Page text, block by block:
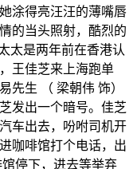
涂得亮汪汪的薄嘴唇
的当头照射，酷烈的
太是两年前在香港认
王佳芝来上海跑单
先生 （ 梁朝伟 饰）
发出一个暗号。佳芝
车出去，吩咐司机开
咖啡馆打个电话，出
停下，进去等举弃